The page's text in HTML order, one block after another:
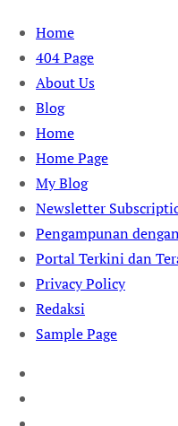
Skip
content
Home
404 Page
About Us
Blog
Home
Home Page
My Blog
Newsletter
Pengampunan
Portal Terkini dan
Privacy Policy
Redaksi
Sample Page